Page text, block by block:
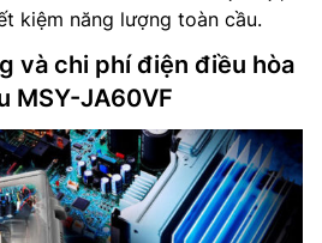
kiệm năng lượng toàn cầu.
và chi phí điện điều hòa
MSY-JA60VF